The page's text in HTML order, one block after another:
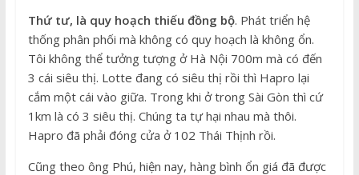
Thứ tư, là quy hoạch thiếu đồng bộ. Phát triển hệ
thống phân phối mà không có quy hoạch là không ổn.
Tôi không thể tưởng tượng ở Hà Nội 700m mà có đến
3 cái siêu thị. Lotte đang có siêu thị rồi thì Hapro lại
cắm một cái vào giữa. Trong khi ở trong Sài Gòn thì cứ
1km là có 3 siêu thị. Chúng ta tự hại nhau mà thôi.
Hapro đã phải đóng cửa ở 102 Thái Thịnh rồi.
Cũng theo ông Phú, hiện nay, hàng bình ổn giá đã được